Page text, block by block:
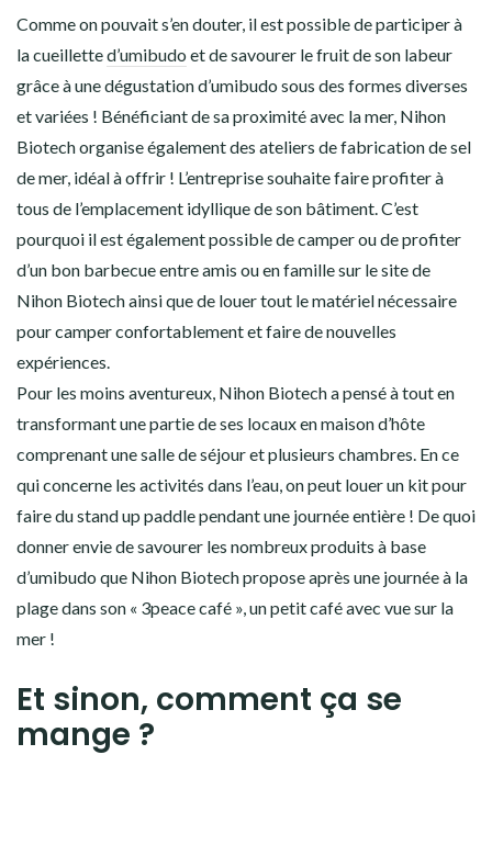
Comme on pouvait s’en douter, il est possible de participer à
la cueilletted’umibudo et de savourer le fruit de son labeur
grâce à une dégustation d’umibudo sous des formes diverses
et variées ! Bénéficiant de sa proximité avec la mer, Nihon
Biotech organise également des ateliers de fabrication de sel
de mer, idéal à offrir ! L’entreprise souhaite faire profiter à
tous de l’emplacement idyllique de son bâtiment. C’est
pourquoi il est également possible de camper ou de profiter
d’un bon barbecue entre amis ou en famille sur le site de
Nihon Biotech ainsi que de louer tout le matériel nécessaire
pour camper confortablement et faire de nouvelles
expériences.
Pour les moins aventureux, Nihon Biotech a pensé à tout en
transformant une partie de ses locaux en maison d’hôte
comprenant une salle de séjour et plusieurs chambres. En ce
qui concerne les activités dans l’eau, on peut louer un kit pour
faire du stand up paddle pendant une journée entière ! De quoi
donner envie de savourer les nombreux produits à base
d’umibudo que Nihon Biotech propose après une journée à la
plage dans son « 3peace café », un petit café avec vue sur la
mer !
Et sinon, comment ça se
mange ?